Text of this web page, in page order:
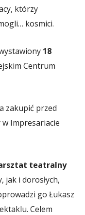
którzy
kosmici.
18
Centrum
zakupić przed
Impresariacie
teatralny
jak i dorosłych,
go Łukasz
Celem